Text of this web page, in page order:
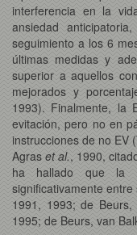
interferencia en la
ansiedad
seguimiento a los 6
últimas medidas y
superior a aquellos
mejorados y
1993). Finalmente, la
evitación, pero no en
instrucciones de no EV
Agras et al., 1990,
ha hallado que la
significativamente
1991, 1993; de
1995; de Beurs, van